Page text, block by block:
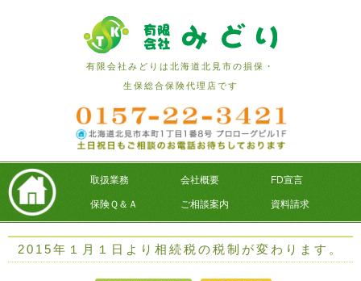
有限会社みどりは北海道北見市の損保・
生保総合保険代理店です
取扱業務 会社概要 FD宣言
保険Ｑ＆Ａ ご相談案内 資料請求
2015年１月１日より相続税の税制が変わります。